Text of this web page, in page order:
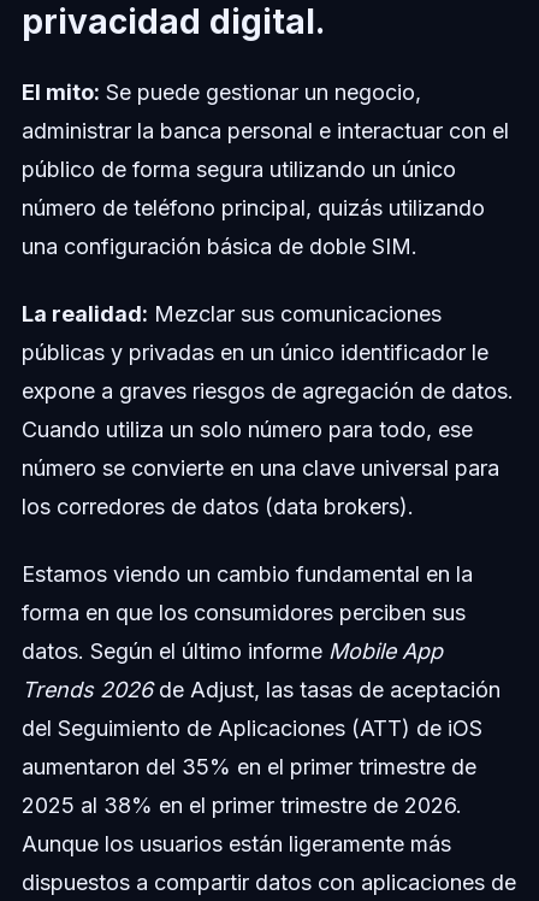
privacidad digital.
El mito: Se puede gestionar un negocio,
administrar la banca personal e interactuar con el
público de forma segura utilizando un único
número de teléfono principal, quizás utilizando
una configuración básica de doble SIM.
La realidad: Mezclar sus comunicaciones
públicas y privadas en un único identificador le
expone a graves riesgos de agregación de datos.
Cuando utiliza un solo número para todo, ese
número se convierte en una clave universal para
los corredores de datos (data brokers).
Estamos viendo un cambio fundamental en la
forma en que los consumidores perciben sus
datos. Según el último informe Mobile App
Trends 2026de Adjust, las tasas de aceptación
del Seguimiento de Aplicaciones (ATT) de iOS
aumentaron del 35% en el primer trimestre de
2025 al 38% en el primer trimestre de 2026.
Aunque los usuarios están ligeramente más
dispuestos a compartir datos con aplicaciones de